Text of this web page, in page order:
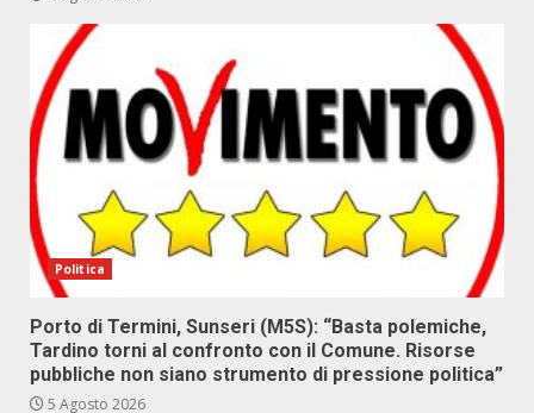
Politica
Porto di Termini, Sunseri (M5S): “Basta polemiche,
Tardino torni al confronto con il Comune. Risorse
pubbliche non siano strumento di pressione politica”
5 Agosto 2026